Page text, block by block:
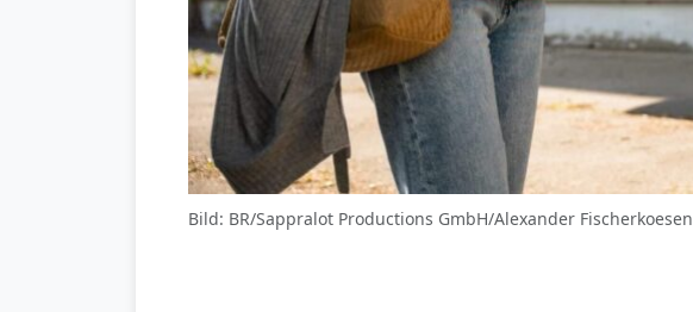
Bild: BR/Sappralot Productions GmbH/Alexander Fischerkoesen